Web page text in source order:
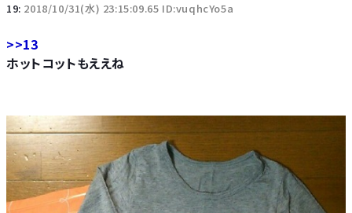
19: 2018/10/31(水) 23:15:09.65 ID:vuqhcYo5a
>>13
ホットコットもええね